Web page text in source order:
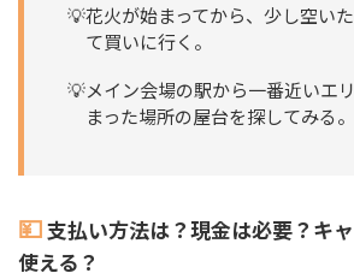
花火が始まってから、少し空い
て買いに行く。
メイン会場の駅から一番近いエ
まった場所の屋台を探してみる。
💴支払い方法は？現金は必要？キ
使える？